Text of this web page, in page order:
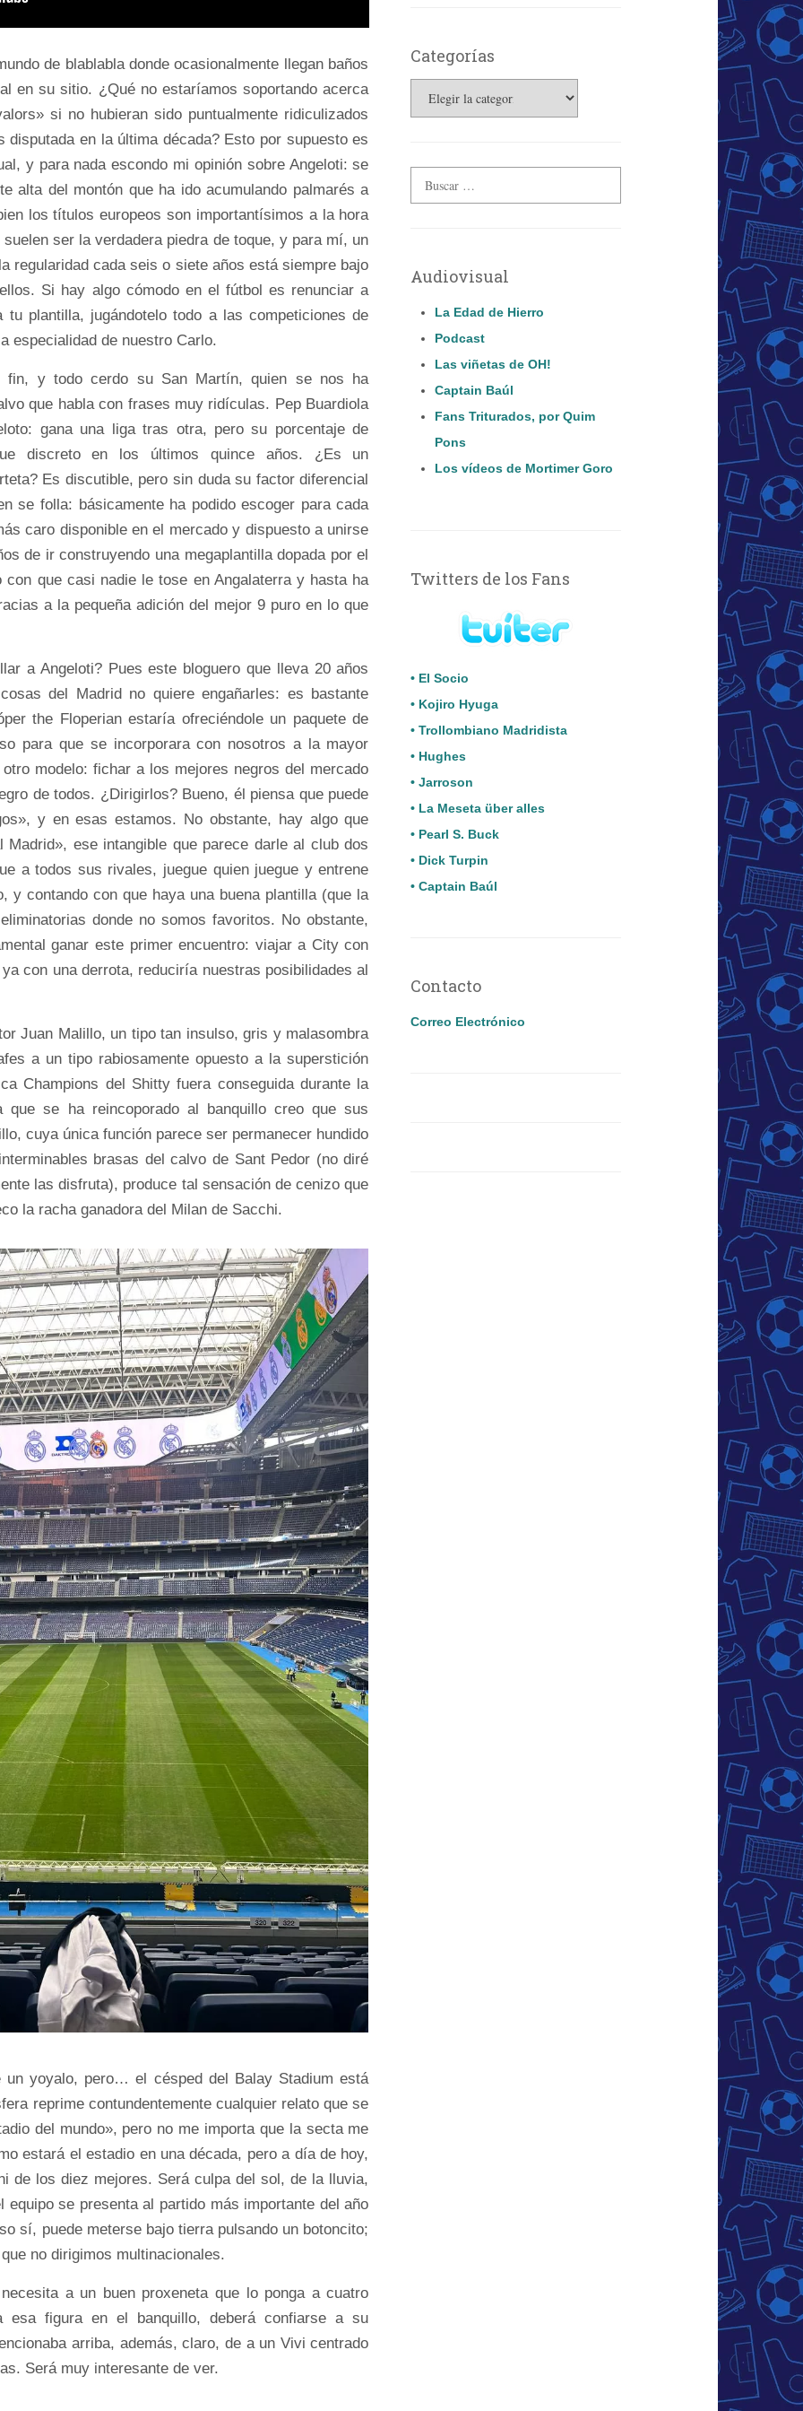
de blablabla donde ocasionalmente llegan baños
en su sitio. ¿Qué no estaríamos soportando acerca
si no hubieran sido puntualmente ridiculizados
disputada en la última década? Esto por supuesto es
y para nada escondo mi opinión sobre Angeloti: se
alta del montón que ha ido acumulando palmarés a
los títulos europeos son importantísimos a la hora
ser la verdadera piedra de toque, y para mí, un
regularidad cada seis o siete años está siempre bajo
Si hay algo cómodo en el fútbol es renunciar a
tu plantilla, jugándotelo todo a las competiciones de
especialidad de nuestro Carlo.
fin, y todo cerdo su San Martín, quien se nos ha
que habla con frases muy ridículas. Pep Buardiola
gana una liga tras otra, pero su porcentaje de
discreto en los últimos quince años. ¿Es un
Es discutible, pero sin duda su factor diferencial
se folla: básicamente ha podido escoger para cada
caro disponible en el mercado y dispuesto a unirse
de ir construyendo una megaplantilla dopada por el
con que casi nadie le tose en Angalaterra y hasta ha
a la pequeña adición del mejor 9 puro en lo que
a Angeloti? Pues este bloguero que lleva 20 años
del Madrid no quiere engañarles: es bastante
the Floperian estaría ofreciéndole un paquete de
para que se incorporara con nosotros a la mayor
modelo: fichar a los mejores negros del mercado
de todos. ¿Dirigirlos? Bueno, él piensa que puede
y en esas estamos. No obstante, hay algo que
ese intangible que parece darle al club dos
a todos sus rivales, juegue quien juegue y entrene
y contando con que haya una buena plantilla (que la
donde no somos favoritos. No obstante,
ganar este primer encuentro: viajar a City con
con una derrota, reduciría nuestras posibilidades al
Juan Malillo, un tipo tan insulso, gris y malasombra
a un tipo rabiosamente opuesto a la superstición
Champions del Shitty fuera conseguida durante la
que se ha reincoporado al banquillo creo que sus
cuya única función parece ser permanecer hundido
brasas del calvo de Sant Pedor (no diré
las disfruta), produce tal sensación de cenizo que
la racha ganadora del Milan de Sacchi.
yoyalo, pero… el césped del Balay Stadium está
reprime contundentemente cualquier relato que se
del mundo», pero no me importa que la secta me
estará el estadio en una década, pero a día de hoy,
de los diez mejores. Será culpa del sol, de la lluvia,
equipo se presenta al partido más importante del año
sí, puede meterse bajo tierra pulsando un botoncito;
no dirigimos multinacionales.
a un buen proxeneta que lo ponga a cuatro
figura en el banquillo, deberá confiarse a su
arriba, además, claro, de a un Vivi centrado
Será muy interesante de ver.
Categorías
Audiovisual
La Edad de Hierro
Podcast
Las viñetas de OH!
Captain Baúl
Fans Triturados, por Quim
Pons
Los vídeos de Mortimer Goro
Twitters de los Fans
• El Socio
• Kojiro Hyuga
• Trollombiano Madridista
• Hughes
• Jarroson
• La Meseta über alles
• Pearl S. Buck
• Dick Turpin
• Captain Baúl
Contacto
Correo Electrónico